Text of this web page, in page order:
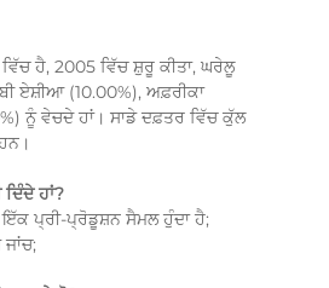
ਹੈ, 2005 ਵਿੱਚ ਸ਼ੁਰੂ ਕੀਤਾ, ਘਰੇਲੂ
ਏਸ਼ੀਆ (10.00%), ਅਫ਼ਰੀਕਾ
ਨੂੰ ਵੇਚਦੇ ਹਾਂ। ਸਾਡੇ ਦਫ਼ਤਰ ਵਿੱਚ ਕੁੱਲ
ਹਾਂ?
ਪ੍ਰੀ-ਪ੍ਰੋਡੂਸ਼ਨ ਸੈਮਲ ਹੁੰਦਾ ਹੈ;